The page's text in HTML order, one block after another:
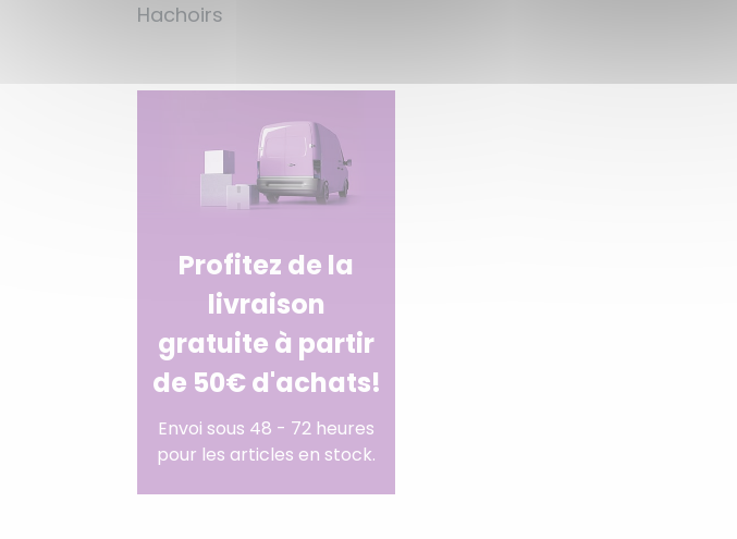
Hachoirs
Profitez de la
livraison
gratuite à partir
de 50€ d'achats!
Envoi sous 48 - 72 heures
pour les articles en stock.